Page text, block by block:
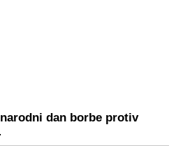
dan borbe protiv